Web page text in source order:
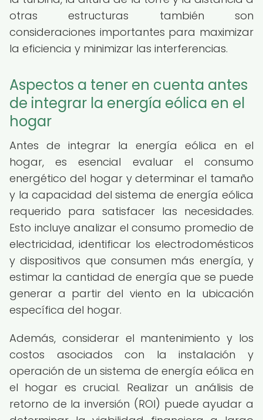
otras estructuras también son
consideraciones importantes para maximizar
la eficiencia y minimizar las interferencias.
Aspectos a tener en cuenta antes
de integrar la energía eólica en el
hogar
Antes de integrar la energía eólica en el
hogar, es esencial evaluar el consumo
energético del hogar y determinar el tamaño
y la capacidad del sistema de energía eólica
requerido para satisfacer las necesidades.
Esto incluye analizar el consumo promedio de
electricidad, identificar los electrodomésticos
y dispositivos que consumen más energía, y
estimar la cantidad de energía que se puede
generar a partir del viento en la ubicación
específica del hogar.
Además, considerar el mantenimiento y los
costos asociados con la instalación y
operación de un sistema de energía eólica en
el hogar es crucial. Realizar un análisis de
retorno de la inversión (ROI) puede ayudar a